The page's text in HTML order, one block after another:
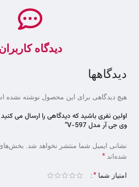
دیدگاه
دیدگاهها
هیچ دیدگاهی برای این محصول نوشته نشده
اولین نفری باشید که دیدگاهی را ارسال می
وی جی آر مدل V-597”
نشانی ایمیل شما منتشر نخواهد شد. بخش‌های
شده‌اند *
امتیاز شما *